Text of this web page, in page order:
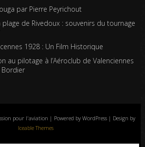
par Pierre Peyrichout
de Rivedoux : souvenirs du tournage
1928 : Un Film Historique
au pilotage à l’Aéroclub de Valenciennes
pour l'aviation | Powered by WordPress | Design by
Iceable Themes